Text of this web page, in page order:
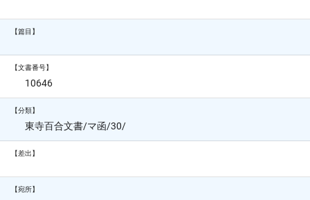
【篇目】
【文書番号】
10646
【分類】
東寺百合文書/マ函/30/
【差出】
【宛所】